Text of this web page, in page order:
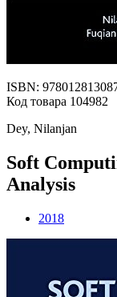
ISBN:
Код товара 104982
Dey, Nilanjan
Soft
Analysis
2018